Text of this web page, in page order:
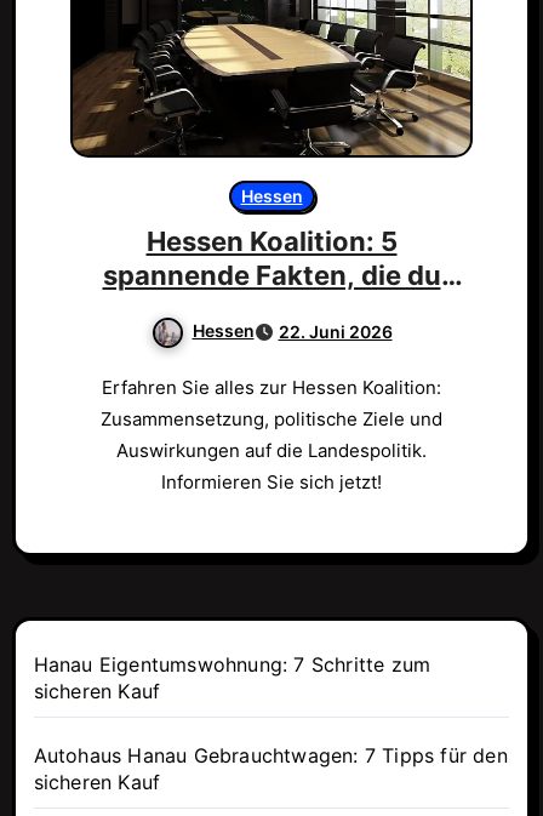
Hessen
Hessen Koalition: 5
spannende Fakten, die du
Hessen 22. Juni 2026
Erfahren Sie alles zur Hessen Koalition:
Zusammensetzung, politische Ziele und
Auswirkungen auf die Landespolitik.
Informieren Sie sich jetzt!
Hanau Eigentumswohnung: 7 Schritte zum
sicheren Kauf
Autohaus Hanau Gebrauchtwagen: 7 Tipps für den
sicheren Kauf